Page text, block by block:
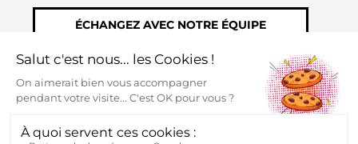
ÉCHANGEZ AVEC NOTRE ÉQUIPE